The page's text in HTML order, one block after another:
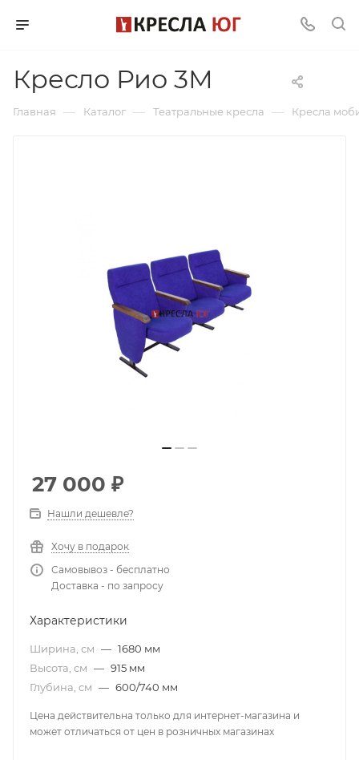
Кресло Рио 3М
Главная — Каталог — Театральные кресла — Кресла
27 000 ₽
Нашли дешевле?
Хочу в подарок
Самовывоз - бесплатно
Доставка - по запросу
Характеристики
Ширина, см — 1680 мм
Высота, см — 915 мм
Глубина, см — 600/740 мм
Цена действительна только для интернет-магазина и
может отличаться от цен в розничных магазинах